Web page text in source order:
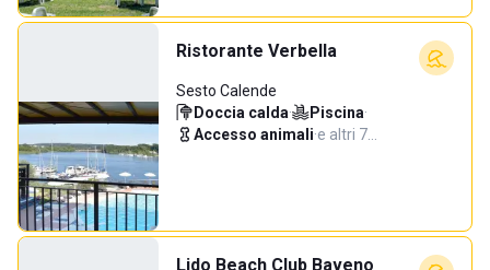
Ristorante Verbella
Sesto Calende
Doccia calda· Piscina·
Accesso animali·e altri 7…
Lido Beach Club Baveno